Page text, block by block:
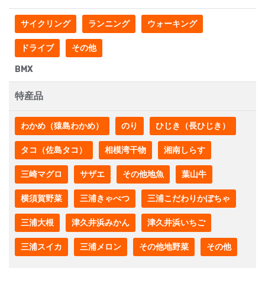
サイクリング ランニング ウォーキング
ドライブ その他
BMX
特産品
わかめ（猿島わかめ） のり ひじき（長ひじき）
タコ（佐島タコ） 相模湾干物 湘南しらす
三崎マグロ サザエ その他地魚 葉山牛
横須賀野菜 三浦きゃべつ 三浦こだわりかぼちゃ
三浦大根 津久井浜みかん 津久井浜いちご
三浦スイカ 三浦メロン その他地野菜 その他